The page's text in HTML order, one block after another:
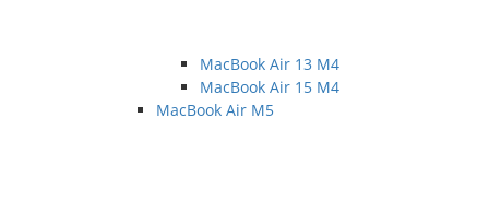
MacBook Air 13 M4
MacBook Air 15 M4
MacBook Air M5